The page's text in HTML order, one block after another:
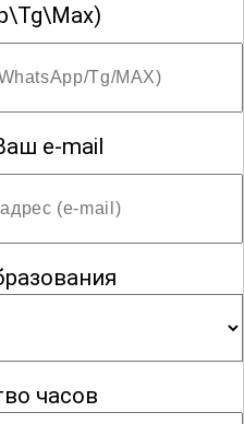
e-mail
часов